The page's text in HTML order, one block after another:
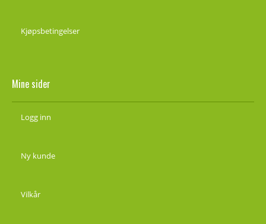
Kjøpsbetingelser
Mine sider
Logg inn
Ny kunde
Vilkår